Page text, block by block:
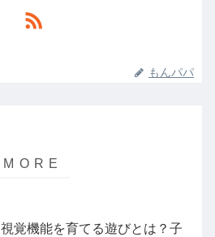
もんパパ
視覚機能を育てる遊びとは？子